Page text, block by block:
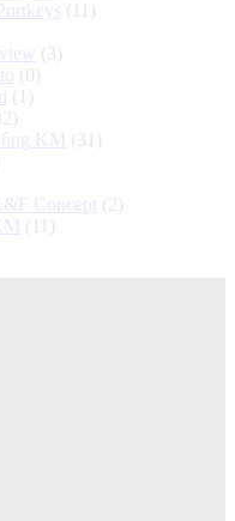
(11)
(3)
(0)
(1)
KM (31)
Concept (2)
(11)